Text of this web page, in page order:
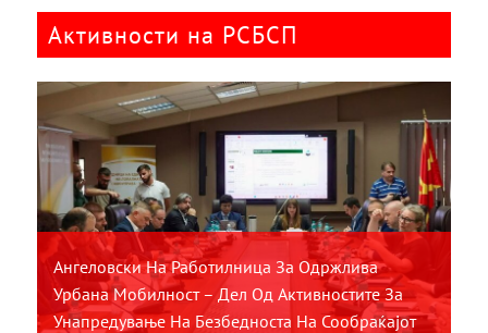
Активности на РСБСП
Ангеловски На Работилница За Одржлива
Урбана Мобилност – Дел Од Активностите За
Унапредување На Безбедноста На Сообраќајот